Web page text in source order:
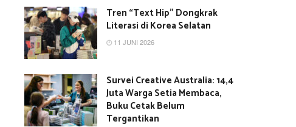
Tren “Text Hip” Dongkrak
Literasi di Korea Selatan
11 JUNI 2026
Survei Creative Australia: 14,4
Juta Warga Setia Membaca,
Buku Cetak Belum
Tergantikan